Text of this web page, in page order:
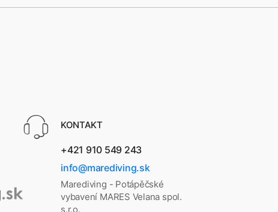
KONTAKT
+421 910 549 243
info@marediving.sk
Marediving - Potápěčské
vybavení MARES Velana spol.
s.r.o.